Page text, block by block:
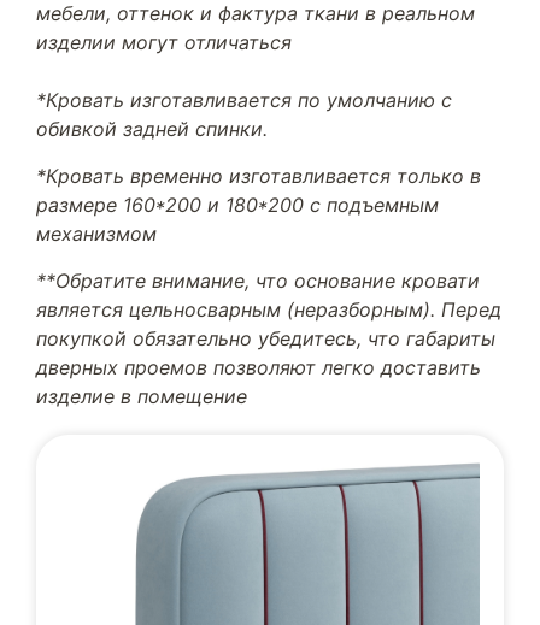
мебели, оттенок и фактура ткани в реальном
изделии могут отличаться
*Кровать изготавливается по умолчанию с
обивкой задней спинки.
*Кровать временно изготавливается только в
размере 160*200 и 180*200 с подъемным
механизмом
**Обратите внимание, что основание кровати
является цельносварным (неразборным). Перед
покупкой обязательно убедитесь, что габариты
дверных проемов позволяют легко доставить
изделие в помещение